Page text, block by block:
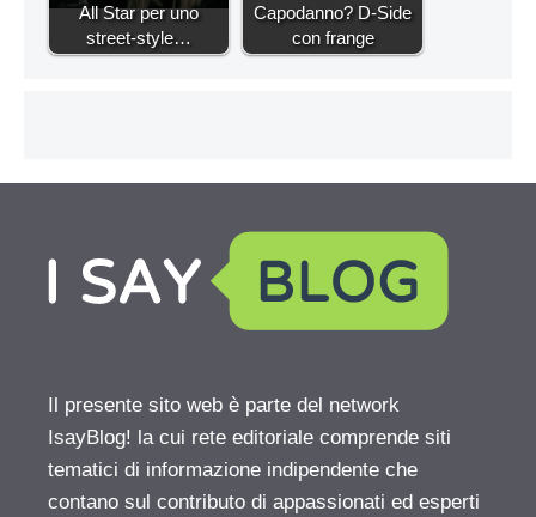
All Star per uno
street-style…
Capodanno? D-Side
con frange
Il presente sito web è parte del network
IsayBlog! la cui rete editoriale comprende siti
tematici di informazione indipendente che
contano sul contributo di appassionati ed esperti